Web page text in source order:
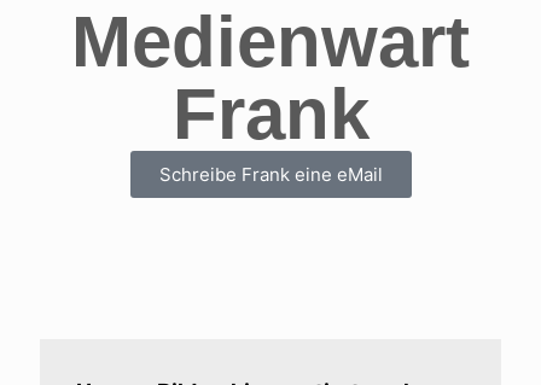
Medienwart
Frank
Schreibe Frank eine eMail